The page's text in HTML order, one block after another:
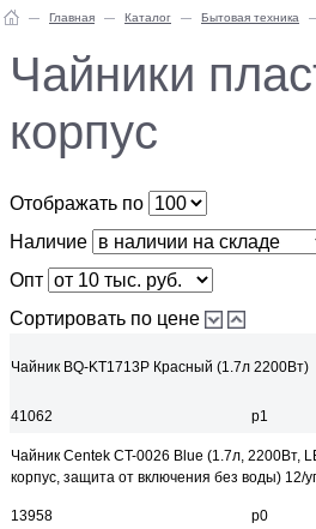
Главная Каталог Бытовая техника
Чайники
корпус
Отображать по
Наличие
Опт
Сортировать по цене
Чайник BQ-KT1713P Красный (1.7л 2200Вт)
41062 р1
Чайник Centek CT-0026 Blue (1.7л, 2200Вт,
корпус, защита от включения без воды) 12/
13958 р0